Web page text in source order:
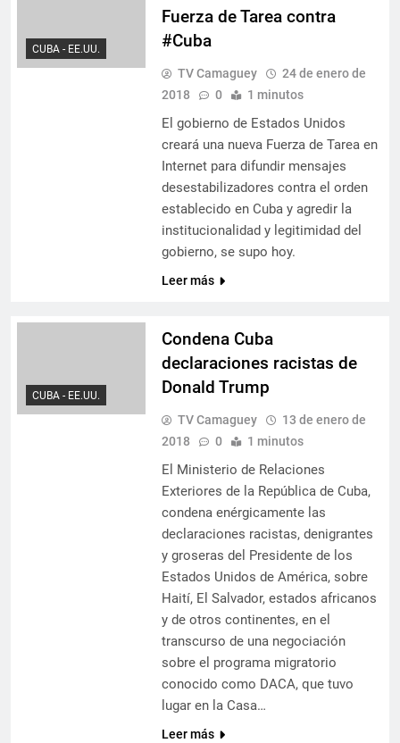
CUBA - EE.UU.
Fuerza de Tarea contra
#Cuba
TV Camaguey
24 de enero de
2018
0 1 minutos
El gobierno de Estados Unidos
creará una nueva Fuerza de Tarea en
Internet para difundir mensajes
desestabilizadores contra el orden
establecido en Cuba y agredir la
institucionalidad y legitimidad del
gobierno, se supo hoy.
Leer más
CUBA - EE.UU.
Condena Cuba
declaraciones racistas de
Donald Trump
TV Camaguey
13 de enero de
2018
0 1 minutos
El Ministerio de Relaciones
Exteriores de la República de Cuba,
condena enérgicamente las
declaraciones racistas, denigrantes
y groseras del Presidente de los
Estados Unidos de América, sobre
Haití, El Salvador, estados africanos
y de otros continentes, en el
transcurso de una negociación
sobre el programa migratorio
conocido como DACA, que tuvo
lugar en la Casa…
Leer más